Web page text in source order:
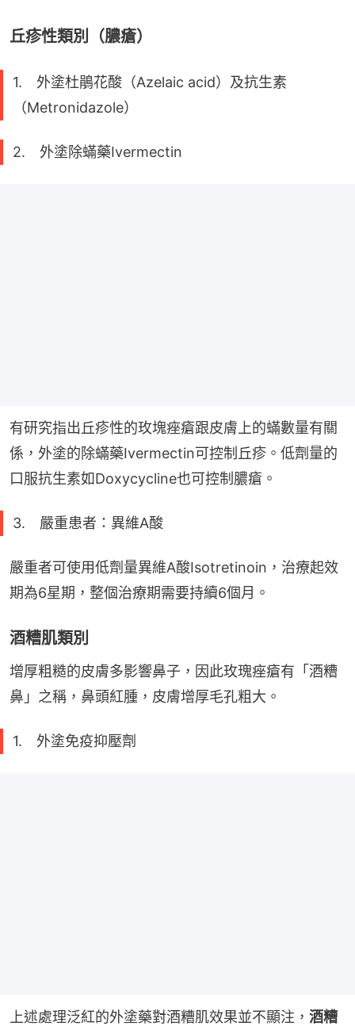
丘疹性類別（膿瘡）
1. 外塗杜鵑花酸（Azelaic acid）及抗生素
（Metronidazole）
2. 外塗除蟎藥Ivermectin
有研究指出丘疹性的玫塊痤瘡跟皮膚上的蟎數量有關
係，外塗的除蟎藥Ivermectin可控制丘疹。低劑量的
口服抗生素如Doxycycline也可控制膿瘡。
3. 嚴重患者：異維A酸
嚴重者可使用低劑量異維A酸Isotretinoin，治療起效
期為6星期，整個治療期需要持續6個月。
酒糟肌類別
增厚粗糙的皮膚多影響鼻子，因此玫瑰痤瘡有「酒糟
鼻」之稱，鼻頭紅腫，皮膚增厚毛孔粗大。
1. 外塗免疫抑壓劑
上述處理泛紅的外塗藥對酒糟肌效果並不顯注， 酒糟